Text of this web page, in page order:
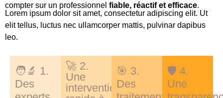
compter sur un professionnel fiable, réactif et efficace.
Lorem ipsum dolor sit amet, consectetur adipiscing elit. Ut
elit tellus, luctus nec ullamcorper mattis, pulvinar dapibus
leo.
🧑‍🔬 1.
Des
🚀 2.
Une
intervention
🎯 3.
Des
🛡️ 4.
Une